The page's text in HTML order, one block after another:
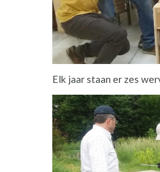
Elk jaar staan er zes